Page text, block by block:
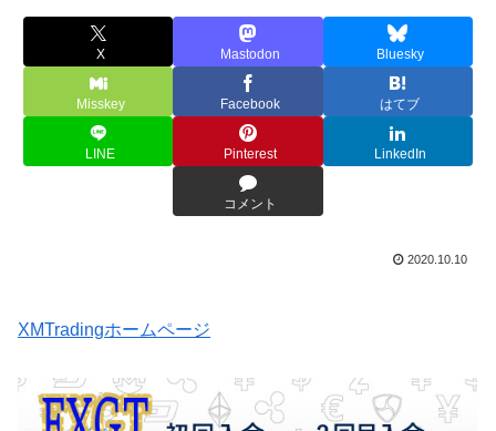
X Mastodon Bluesky
Misskey Facebook はてブ
LINE Pinterest LinkedIn
コメント
2020.10.10
XMTradingホームページ